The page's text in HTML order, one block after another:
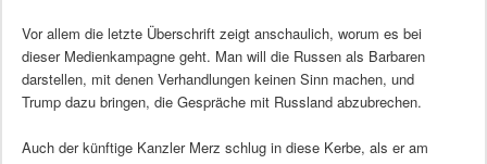
Vor allem die letzte Überschrift zeigt anschaulich, worum es bei
dieser Medienkampagne geht. Man will die Russen als Barbaren
darstellen, mit denen Verhandlungen keinen Sinn machen, und
Trump dazu bringen, die Gespräche mit Russland abzubrechen.
Auch der künftige Kanzler Merz schlug in diese Kerbe, als er am